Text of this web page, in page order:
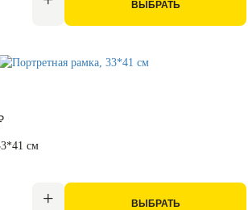
ВЫБРАТЬ
см
ВЫБРАТЬ